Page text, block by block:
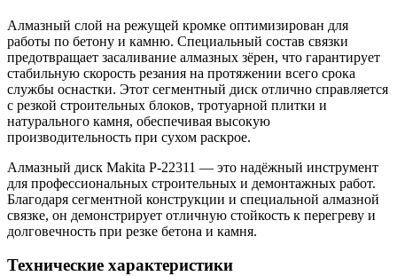
Алмазный слой на режущей кромке оптимизирован для
работы по бетону и камню. Специальный состав связки
предотвращает засаливание алмазных зёрен, что гарантирует
стабильную скорость резания на протяжении всего срока
службы оснастки. Этот сегментный диск отлично справляется
с резкой строительных блоков, тротуарной плитки и
натурального камня, обеспечивая высокую
производительность при сухом раскрое.
Алмазный диск Makita P-22311 — это надёжный инструмент
для профессиональных строительных и демонтажных работ.
Благодаря сегментной конструкции и специальной алмазной
связке, он демонстрирует отличную стойкость к перегреву и
долговечность при резке бетона и камня.
Технические характеристики